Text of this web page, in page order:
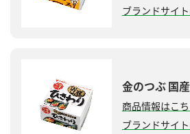
ブランドサイ
金のつぶ 国
商品情報はこ
ブランドサイ